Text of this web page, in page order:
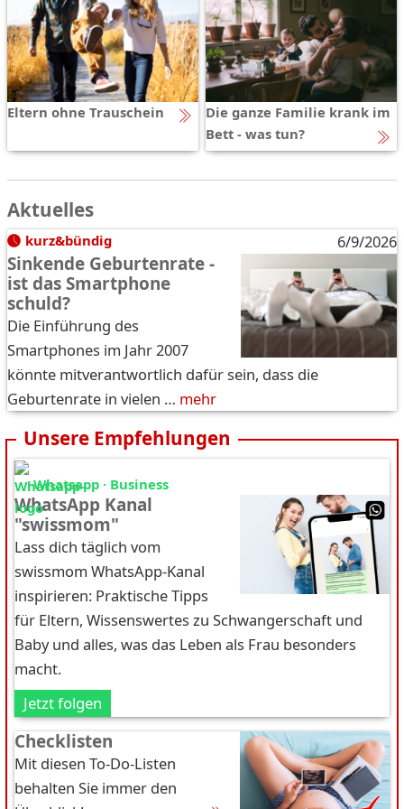
Eltern ohne Trauschein
Die ganze Familie krank im
Bett - was tun?
Aktuelles
kurz&bündig 6/9/2026
Sinkende Geburtenrate -
ist das Smartphone
schuld?
Die Einführung des
Smartphones im Jahr 2007
könnte mitverantwortlich dafür sein, dass die
Geburtenrate in vielen … mehr
Unsere Empfehlungen
Whatsapp · Business
WhatsApp Kanal
"swissmom"
Lass dich täglich vom
swissmom WhatsApp-Kanal
inspirieren: Praktische Tipps
für Eltern, Wissenswertes zu Schwangerschaft und
Baby und alles, was das Leben als Frau besonders
macht.
Jetzt folgen
Checklisten
Mit diesen To-Do-Listen
behalten Sie immer den